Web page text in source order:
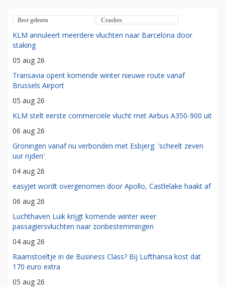
Best gelezen Crashes
KLM annuleert meerdere vluchten naar Barcelona door
staking
05 aug 26
Transavia opent komende winter nieuwe route vanaf
Brussels Airport
05 aug 26
KLM stelt eerste commerciële vlucht met Airbus A350-900 uit
06 aug 26
Groningen vanaf nu verbonden met Esbjerg: 'scheelt zeven
uur rijden'
04 aug 26
easyJet wordt overgenomen door Apollo, Castlelake haakt af
06 aug 26
Luchthaven Luik krijgt komende winter weer
passagiersvluchten naar zonbestemmingen
04 aug 26
Raamstoeltje in de Business Class? Bij Lufthansa kost dat
170 euro extra
05 aug 26